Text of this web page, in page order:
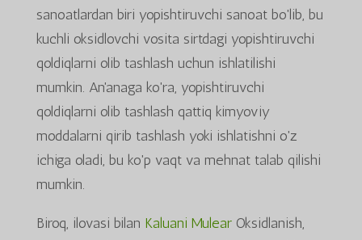
sanoatlardan biri yopishtiruvchi sanoat bo'lib, bu
kuchli oksidlovchi vosita sirtdagi yopishtiruvchi
qoldiqlarni olib tashlash uchun ishlatilishi
mumkin. An'anaga ko'ra, yopishtiruvchi
qoldiqlarni olib tashlash qattiq kimyoviy
moddalarni qirib tashlash yoki ishlatishni o'z
ichiga oladi, bu ko'p vaqt va mehnat talab qilishi
mumkin.
Biroq, ilovasi bilan Kaluani MulearOksidlanish,